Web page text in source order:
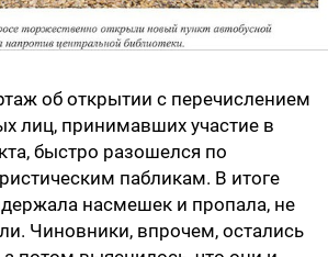
об открытии с перечислением
лиц, принимавших участие в
быстро разошелся по
пабликам. В итоге
насмешек и пропала, не
Чиновники, впрочем, остались